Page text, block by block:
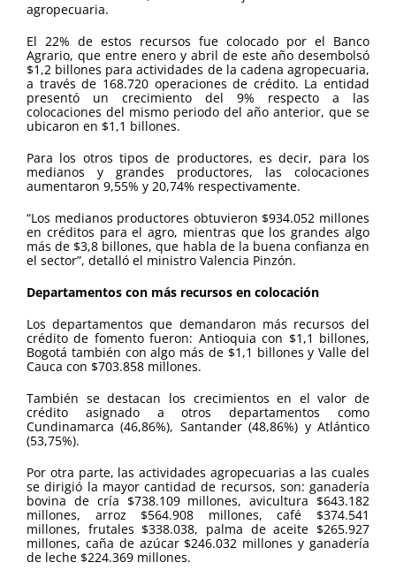
agropecuaria.
El 22% de estos recursos fue colocado por el Banco
Agrario, que entre enero y abril de este año desembolsó
$1,2 billones para actividades de la cadena agropecuaria,
a través de 168.720 operaciones de crédito. La entidad
presentó un crecimiento del 9% respecto a las
colocaciones del mismo periodo del año anterior, que se
ubicaron en $1,1 billones.
Para los otros tipos de productores, es decir, para los
medianos y grandes productores, las colocaciones
aumentaron 9,55% y 20,74% respectivamente.
“Los medianos productores obtuvieron $934.052 millones
en créditos para el agro, mientras que los grandes algo
más de $3,8 billones, que habla de la buena confianza en
el sector”, detalló el ministro Valencia Pinzón.
Departamentos con más recursos en colocación
Los departamentos que demandaron más recursos del
crédito de fomento fueron: Antioquia con $1,1 billones,
Bogotá también con algo más de $1,1 billones y Valle del
Cauca con $703.858 millones.
También se destacan los crecimientos en el valor de
crédito asignado a otros departamentos como
Cundinamarca (46,86%), Santander (48,86%) y Atlántico
(53,75%).
Por otra parte, las actividades agropecuarias a las cuales
se dirigió la mayor cantidad de recursos, son: ganadería
bovina de cría $738.109 millones, avicultura $643.182
millones, arroz $564.908 millones, café $374.541
millones, frutales $338.038, palma de aceite $265.927
millones, caña de azúcar $246.032 millones y ganadería
de leche $224.369 millones.